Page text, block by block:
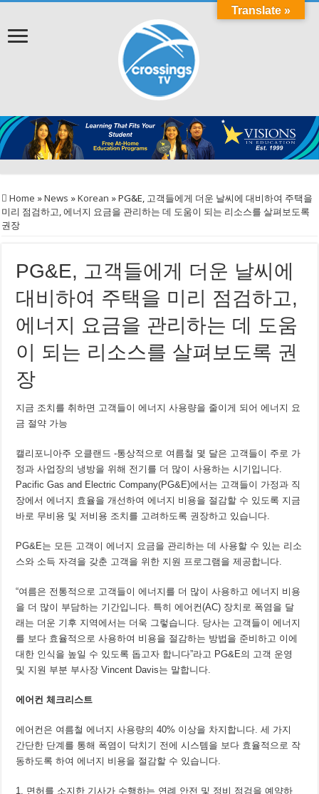
Home »News »Korean »PG&E, 고객들에게 더운 날씨에 대비하여 주택을
미리 점검하고, 에너지 요금을 관리하는 데 도움이 되는 리소스를 살펴보도록
권장
PG&E, 고객들에게 더운 날씨에
대비하여 주택을 미리 점검하고,
에너지 요금을 관리하는 데 도움
이 되는 리소스를 살펴보도록 권
장
지금 조치를 취하면 고객들이 에너지 사용량을 줄이게 되어 에너지 요
금 절약 가능
캘리포니아주 오클랜드 -통상적으로 여름철 몇 달은 고객들이 주로 가
정과 사업장의 냉방을 위해 전기를 더 많이 사용하는 시기입니다.
Pacific Gas and Electric Company(PG&E)에서는 고객들이 가정과 직
장에서 에너지 효율을 개선하여 에너지 비용을 절감할 수 있도록 지금
바로 무비용 및 저비용 조치를 고려하도록 권장하고 있습니다.
PG&E는 모든 고객이 에너지 요금을 관리하는 데 사용할 수 있는 리소
스와 소득 자격을 갖춘 고객을 위한 지원 프로그램을 제공합니다.
“여름은 전통적으로 고객들이 에너지를 더 많이 사용하고 에너지 비용
을 더 많이 부담하는 기간입니다. 특히 에어컨(AC) 장치로 폭염을 달
래는 더운 기후 지역에서는 더욱 그렇습니다. 당사는 고객들이 에너지
를 보다 효율적으로 사용하여 비용을 절감하는 방법을 준비하고 이에
대한 인식을 높일 수 있도록 돕고자 합니다”라고 PG&E의 고객 운영
및 지원 부분 부사장 Vincent Davis는 말합니다.
에어컨 체크리스트
에어컨은 여름철 에너지 사용량의 40% 이상을 차지합니다. 세 가지
간단한 단계를 통해 폭염이 닥치기 전에 시스템을 보다 효율적으로 작
동하도록 하여 에너지 비용을 절감할 수 있습니다.
면허를 소지한 기사가 수행하는 연례 안전 및 정비 점검을 예약하
Translate »